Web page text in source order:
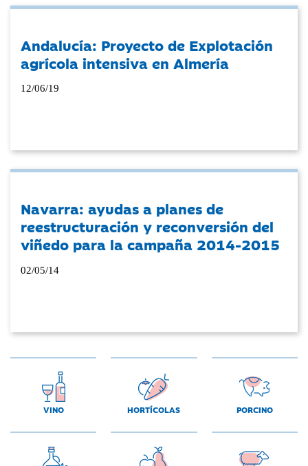
Andalucía: Proyecto de Explotación
agrícola intensiva en Almería
12/06/19
Navarra: ayudas a planes de
reestructuración y reconversión del
viñedo para la campaña 2014-2015
02/05/14
VINO HORTÍCOLAS PORCINO